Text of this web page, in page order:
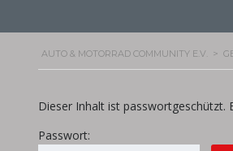
AUTO & MOTORRAD COMMUNITY E.V. >
Dieser Inhalt ist passwortgeschützt.
Passwort: